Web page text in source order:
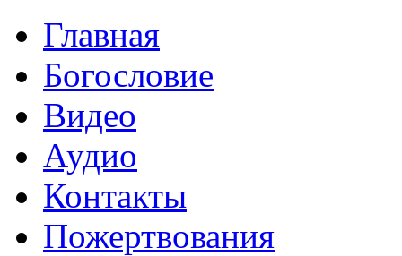
Главная
Богословие
Видео
Аудио
Контакты
Пожертвования